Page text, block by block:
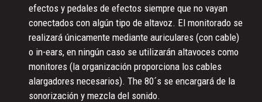
efectos y pedales de efectos siempre que no vayan
conectados con algún tipo de altavoz. El monitorado se
realizará únicamente mediante auriculares (con cable)
o in-ears, en ningún caso se utilizarán altavoces como
monitores (la organización proporciona los cables
alargadores necesarios). The 80´s se encargará de la
sonorización y mezcla del sonido.